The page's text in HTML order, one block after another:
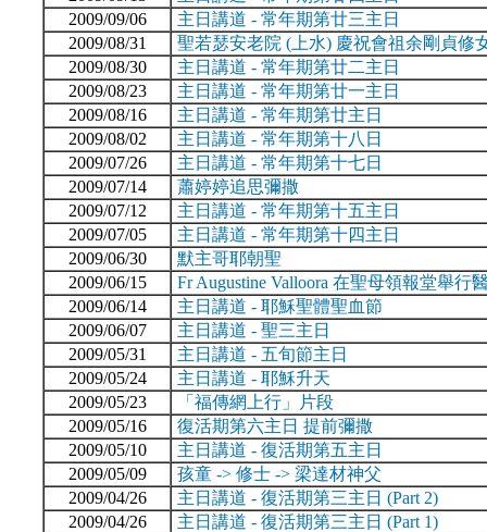
2009/09/06
主日講道 - 常年期第廿三主日
2009/08/31
聖若瑟安老院 (上水) 慶祝會祖余剛貞修
2009/08/30
主日講道 - 常年期第廿二主日
2009/08/23
主日講道 - 常年期第廿一主日
2009/08/16
主日講道 - 常年期第廿主日
2009/08/02
主日講道 - 常年期第十八日
2009/07/26
主日講道 - 常年期第十七日
2009/07/14
蕭婷婷追思彌撒
2009/07/12
主日講道 - 常年期第十五主日
2009/07/05
主日講道 - 常年期第十四主日
2009/06/30
默主哥耶朝聖
2009/06/15
Fr Augustine Valloora 在聖母領報堂舉行
2009/06/14
主日講道 - 耶穌聖體聖血節
2009/06/07
主日講道 - 聖三主日
2009/05/31
主日講道 - 五旬節主日
2009/05/24
主日講道 - 耶穌升天
2009/05/23
「福傳網上行」片段
2009/05/16
復活期第六主日 提前彌撒
2009/05/10
主日講道 - 復活期第五主日
2009/05/09
孩童 -> 修士 -> 梁達材神父
2009/04/26
主日講道 - 復活期第三主日 (Part 2)
2009/04/26
主日講道 - 復活期第三主日 (Part 1)